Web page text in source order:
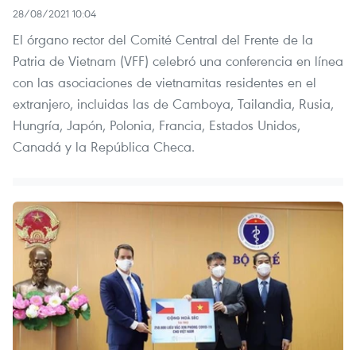
28/08/2021 10:04
El órgano rector del Comité Central del Frente de la
Patria de Vietnam (VFF) celebró una conferencia en línea
con las asociaciones de vietnamitas residentes en el
extranjero, incluidas las de Camboya, Tailandia, Rusia,
Hungría, Japón, Polonia, Francia, Estados Unidos,
Canadá y la República Checa.